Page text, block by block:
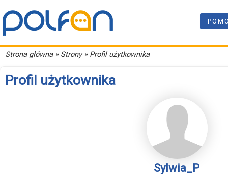
Strona główna» Strony » Profil użytkownika
Profil użytkownika
Sylwia_P